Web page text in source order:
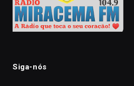
Siga-nós